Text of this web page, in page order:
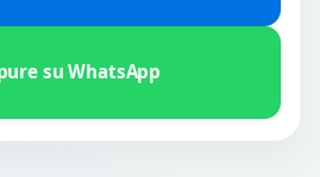
su WhatsApp